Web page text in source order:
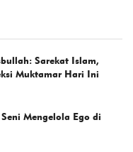
Sarekat Islam,
Muktamar Hari Ini
Mengelola Ego di